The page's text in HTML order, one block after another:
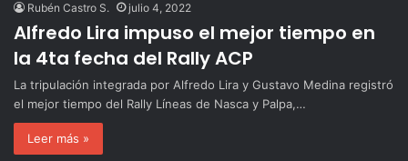
Rubén Castro S. julio 4, 2022
Alfredo Lira impuso el mejor tiempo en
la 4ta fecha del Rally ACP
La tripulación integrada por Alfredo Lira y Gustavo Medina registró
el mejor tiempo del Rally Líneas de Nasca y Palpa,…
Leer más »